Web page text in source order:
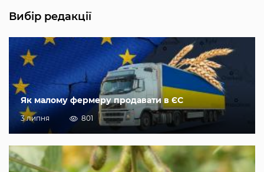
Вибір редакції
Як малому фермеру продавати в ЄС
3 липня 801